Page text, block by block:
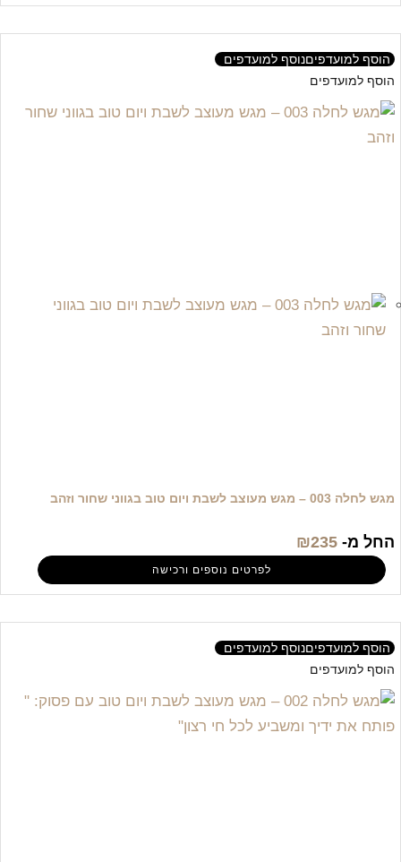
הוסף למועדפיםנוסף למועדפים
הוסף למועדפים
מגש לחלה 003 – מגש מעוצב לשבת ויום טוב בגווני שחור וזהב
החל מ- ₪235
לפרטים נוספים ורכישה
הוסף למועדפיםנוסף למועדפים
הוסף למועדפים